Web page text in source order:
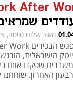
After
מאור שלום סויסה,
הישראלית,
שפקדו אותו
האחרון.